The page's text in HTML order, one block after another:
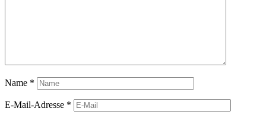
Name *
E-Mail-Adresse *